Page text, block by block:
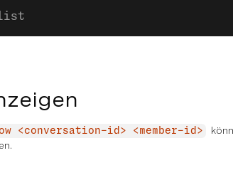
list
<conversation-id> <member-id>